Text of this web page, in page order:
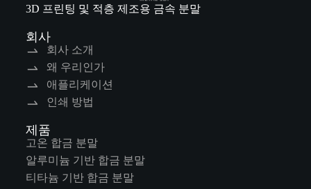
3D 프린팅 및 적층 제조용 금속 분말
회사
회사 소개
왜 우리인가
애플리케이션
인쇄 방법
제품
고온 합금 분말
알루미늄 기반 합금 분말
티타늄 기반 합금 분말